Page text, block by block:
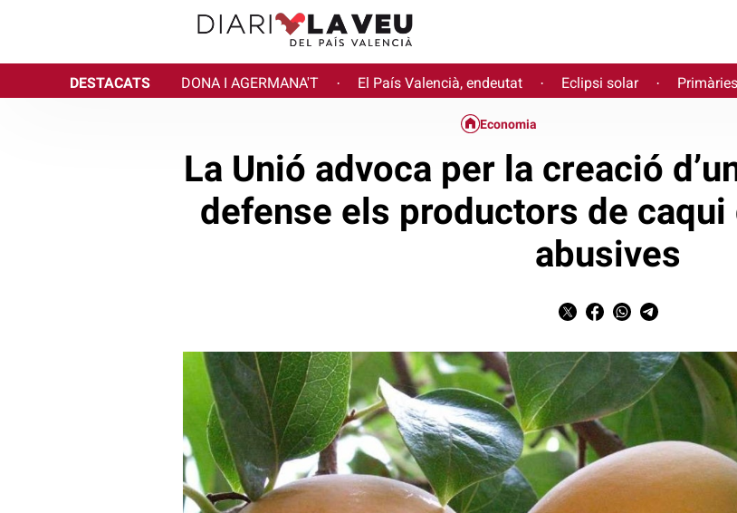
DESTACATS DONA I AGERMANA'T · El País Valencià, endeutat · Eclipsi solar ·
Economia
La Unió advoca per la creació
defense els productors de
abusives